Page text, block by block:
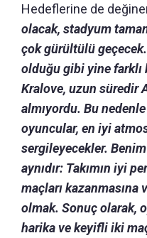
Hedeflerine de
olacak, stadyum
çok gürültülü
olduğu gibi yine farklı
Kralove, uzun süredir
almıyordu. Bu
oyuncular, en iyi
sergileyecekler.
aynıdır: Takımın iyi
maçları kazanmasına
olmak. Sonuç olarak,
harika ve keyifli iki